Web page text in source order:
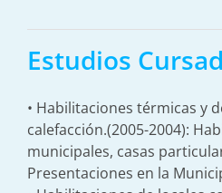
Estudios
• Habilitaciones térmicas y
calefacción.(2005-2004):
municipales, casas
Presentaciones en la